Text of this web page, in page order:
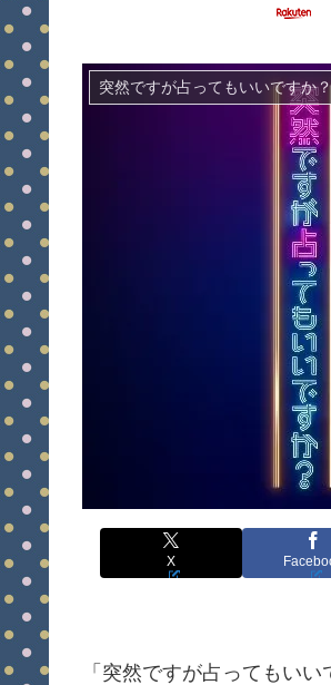
突然ですが占ってもいいですか？
X
「突然ですが占ってもい